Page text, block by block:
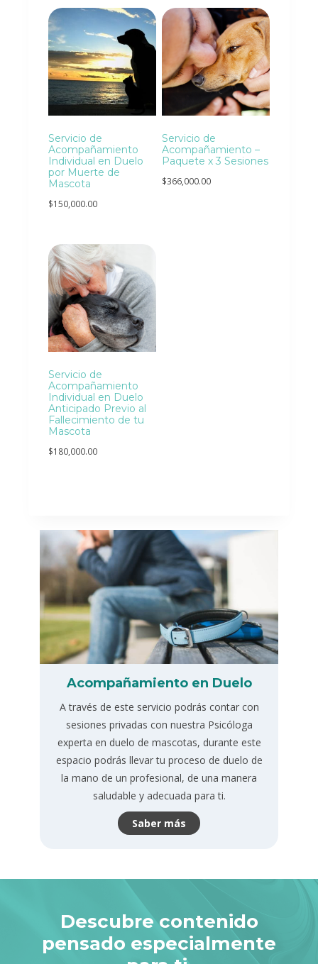
Servicio de
Acompañamiento
Individual en Duelo
por Muerte de
Mascota
$150,000.00
Servicio de
Acompañamiento –
Paquete x 3 Sesiones
$366,000.00
Servicio de
Acompañamiento
Individual en Duelo
Anticipado Previo al
Fallecimiento de tu
Mascota
$180,000.00
Acompañamiento en Duelo
A través de este servicio podrás contar con
sesiones privadas con nuestra Psicóloga
experta en duelo de mascotas, durante este
espacio podrás llevar tu proceso de duelo de
la mano de un profesional, de una manera
saludable y adecuada para ti.
Saber más
Descubre contenido
pensado especialmente